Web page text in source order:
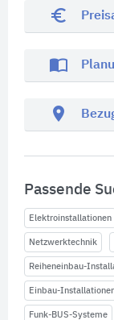
euro_symbol
import_contacts
location_on
Passende
Elektroinstallationen
Netzwerktechnik
Reiheneinbau-
Einbau-
Funk-BUS-Systeme